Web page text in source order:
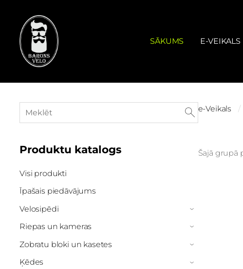
SĀKUMS E-VEIKALS
Produktu katalogs
Visi produkti
Īpašais piedāvājums
Velosipēdi
›
Riepas un kameras ›
Zobratu bloki un kasetes ›
Ķēdes ›
e-Veikals
Šajā grupā